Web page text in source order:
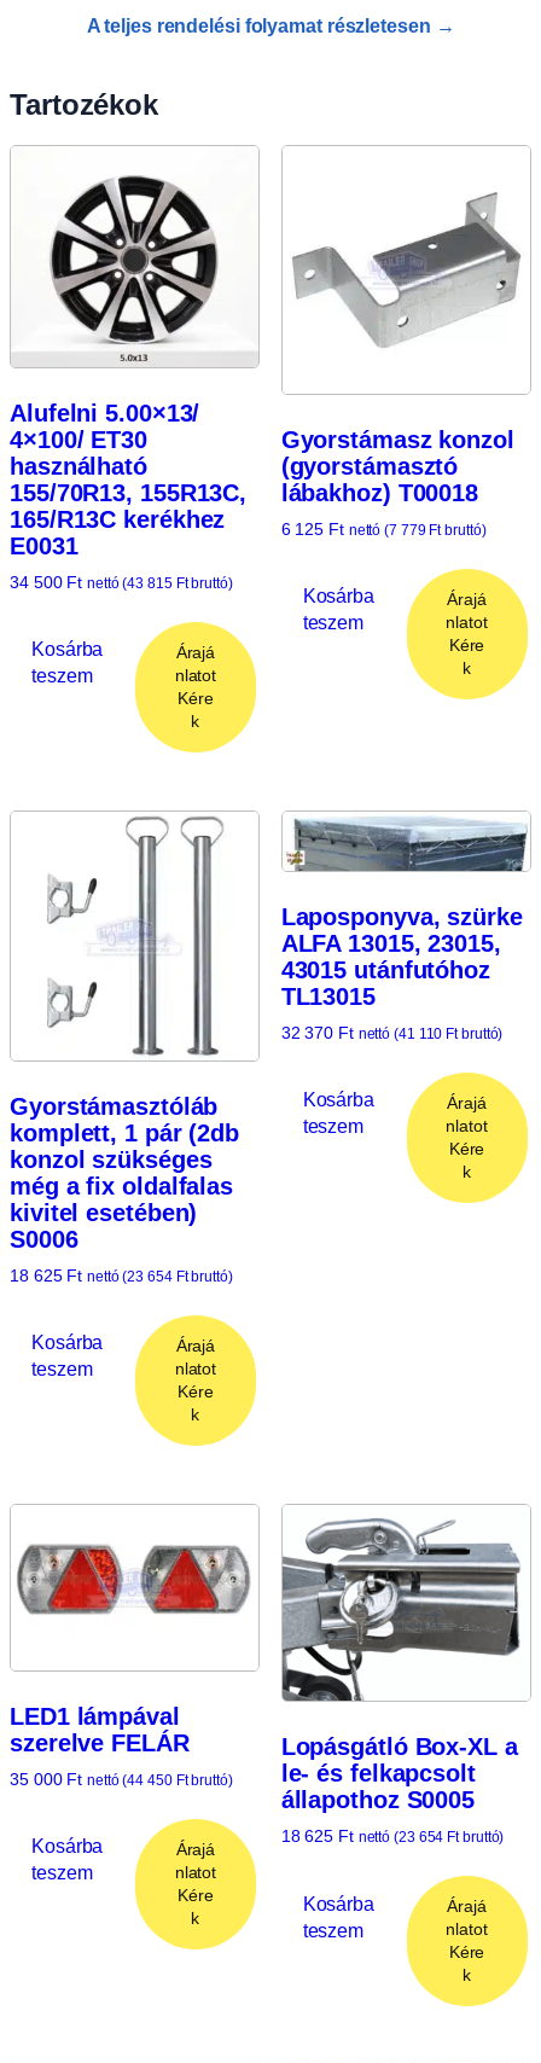
A teljes rendelési folyamat részletesen →
Tartozékok
Alufelni 5.00×13/
4×100/ ET30
használható
155/70R13, 155R13C,
165/R13C kerékhez
E0031
34 500 Ft nettó (43 815 Ftbruttó)
Kosárba
teszem
Árajá
nlatot
Kére
k
Gyorstámasz konzol
(gyorstámasztó
lábakhoz) T00018
6 125 Ft nettó (7 779 Ftbruttó)
Kosárba
teszem
Árajá
nlatot
Kére
k
Gyorstámasztóláb
komplett, 1 pár (2db
konzol szükséges
még a fix oldalfalas
kivitel esetében)
S0006
18 625 Ft nettó (23 654 Ftbruttó)
Kosárba
teszem
Árajá
nlatot
Kére
k
Laposponyva, szürke
ALFA 13015, 23015,
43015 utánfutóhoz
TL13015
32 370 Ft nettó (41 110 Ftbruttó)
Kosárba
teszem
Árajá
nlatot
Kére
k
LED1 lámpával
szerelve FELÁR
35 000 Ft nettó (44 450 Ftbruttó)
Kosárba
teszem
Árajá
nlatot
Kére
k
Lopásgátló Box-XL a
le- és felkapcsolt
állapothoz S0005
18 625 Ft nettó (23 654 Ftbruttó)
Kosárba
teszem
Árajá
nlatot
Kére
k